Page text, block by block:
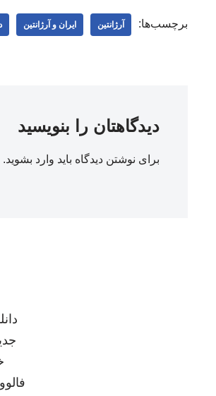
برچسب‌ها: آرژانتین ایران و آرژانتین
دیدگاهتان را بنویسید
برای نوشتن دیدگاه باید وارد بشوید.